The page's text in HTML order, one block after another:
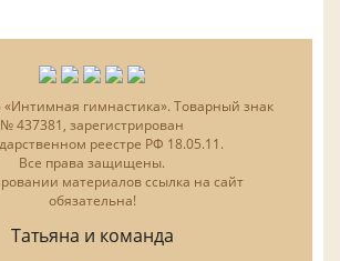
гимнастика». Товарный знак
№ 437381, зарегистрирован
реестре РФ 18.05.11.
Все права защищены.
материалов ссылка на сайт
обязательна!
Татьяна и команда